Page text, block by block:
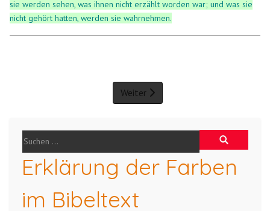
sie werden sehen, was ihnen nicht erzählt worden war; und was sie
nicht gehört hatten, werden sie wahrnehmen.
Weiter
Erklärung der Farben
im Bibeltext